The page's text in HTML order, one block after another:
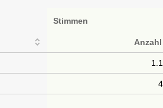
Stimmen
Anzahl